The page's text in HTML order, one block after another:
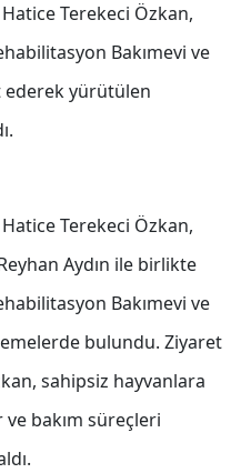
Terekeci Özkan,
Bakımevi ve
ederek yürütülen
Terekeci Özkan,
Aydın ile birlikte
Bakımevi ve
bulundu. Ziyaret
sahipsiz hayvanlara
bakım süreçleri